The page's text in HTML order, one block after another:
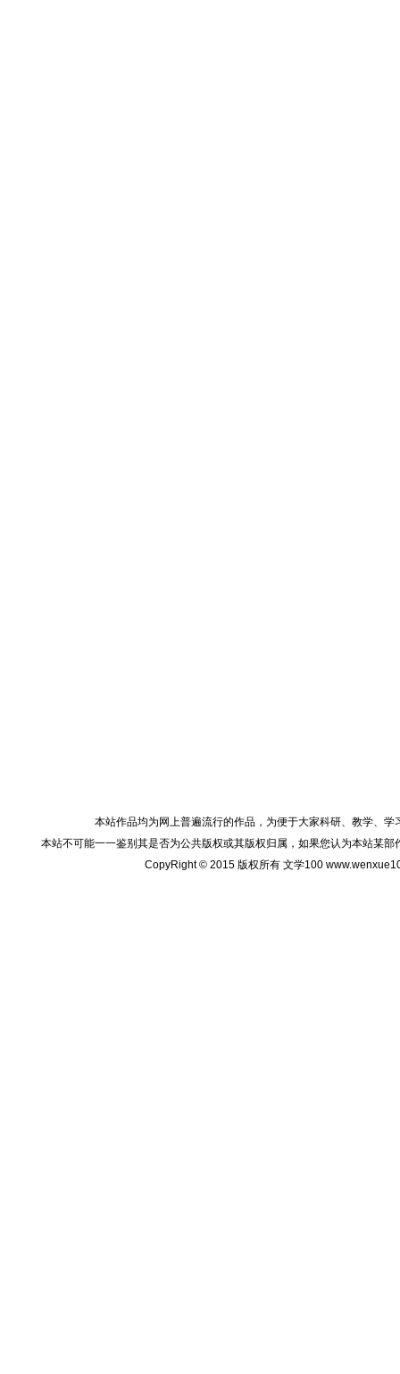
本站作品均为网上普遍流行的作品，为便于大家科研、教学、
本站不可能一一鉴别其是否为公共版权或其版权归属，如果您认为本站某
CopyRight © 2015 版权所有 文学100